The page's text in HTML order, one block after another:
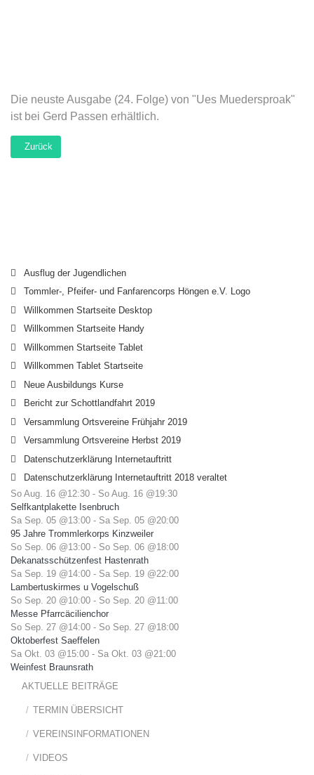
Die neuste Ausgabe (24. Folge) von "Ues Muedersproak"
ist bei Gerd Passen erhältlich.
Vorheriger Beitrag: Chronik 1929 bis heute
Zurück
Ausflug der Jugendlichen
Tommler-, Pfeifer- und Fanfarencorps Höngen e.V. Logo
Willkommen Startseite Desktop
Willkommen Startseite Handy
Willkommen Startseite Tablet
Willkommen Tablet Startseite
Neue Ausbildungs Kurse
Bericht zur Schottlandfahrt 2019
Versammlung Ortsvereine Frühjahr 2019
Versammlung Ortsvereine Herbst 2019
Datenschutzerklärung Internetauftritt
Datenschutzerklärung Internetauftritt 2018 veraltet
So Aug. 16 @12:30 - So Aug. 16 @19:30
Selfkantplakette Isenbruch
Sa Sep. 05 @13:00 - Sa Sep. 05 @20:00
95 Jahre Trommlerkorps Kinzweiler
So Sep. 06 @13:00 - So Sep. 06 @18:00
Dekanatsschützenfest Hastenrath
Sa Sep. 19 @14:00 - Sa Sep. 19 @22:00
Lambertuskirmes u Vogelschuß
So Sep. 20 @10:00 - So Sep. 20 @11:00
Messe Pfarrcäcilienchor
So Sep. 27 @14:00 - So Sep. 27 @18:00
Oktoberfest Saeffelen
Sa Okt. 03 @15:00 - Sa Okt. 03 @21:00
Weinfest Braunsrath
AKTUELLE BEITRÄGE
TERMIN ÜBERSICHT
VEREINSINFORMATIONEN
VIDEOS